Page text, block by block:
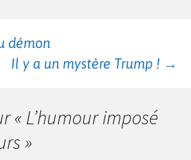
démon
Il y a un mystère Trump ! →
« L’humour imposé
»